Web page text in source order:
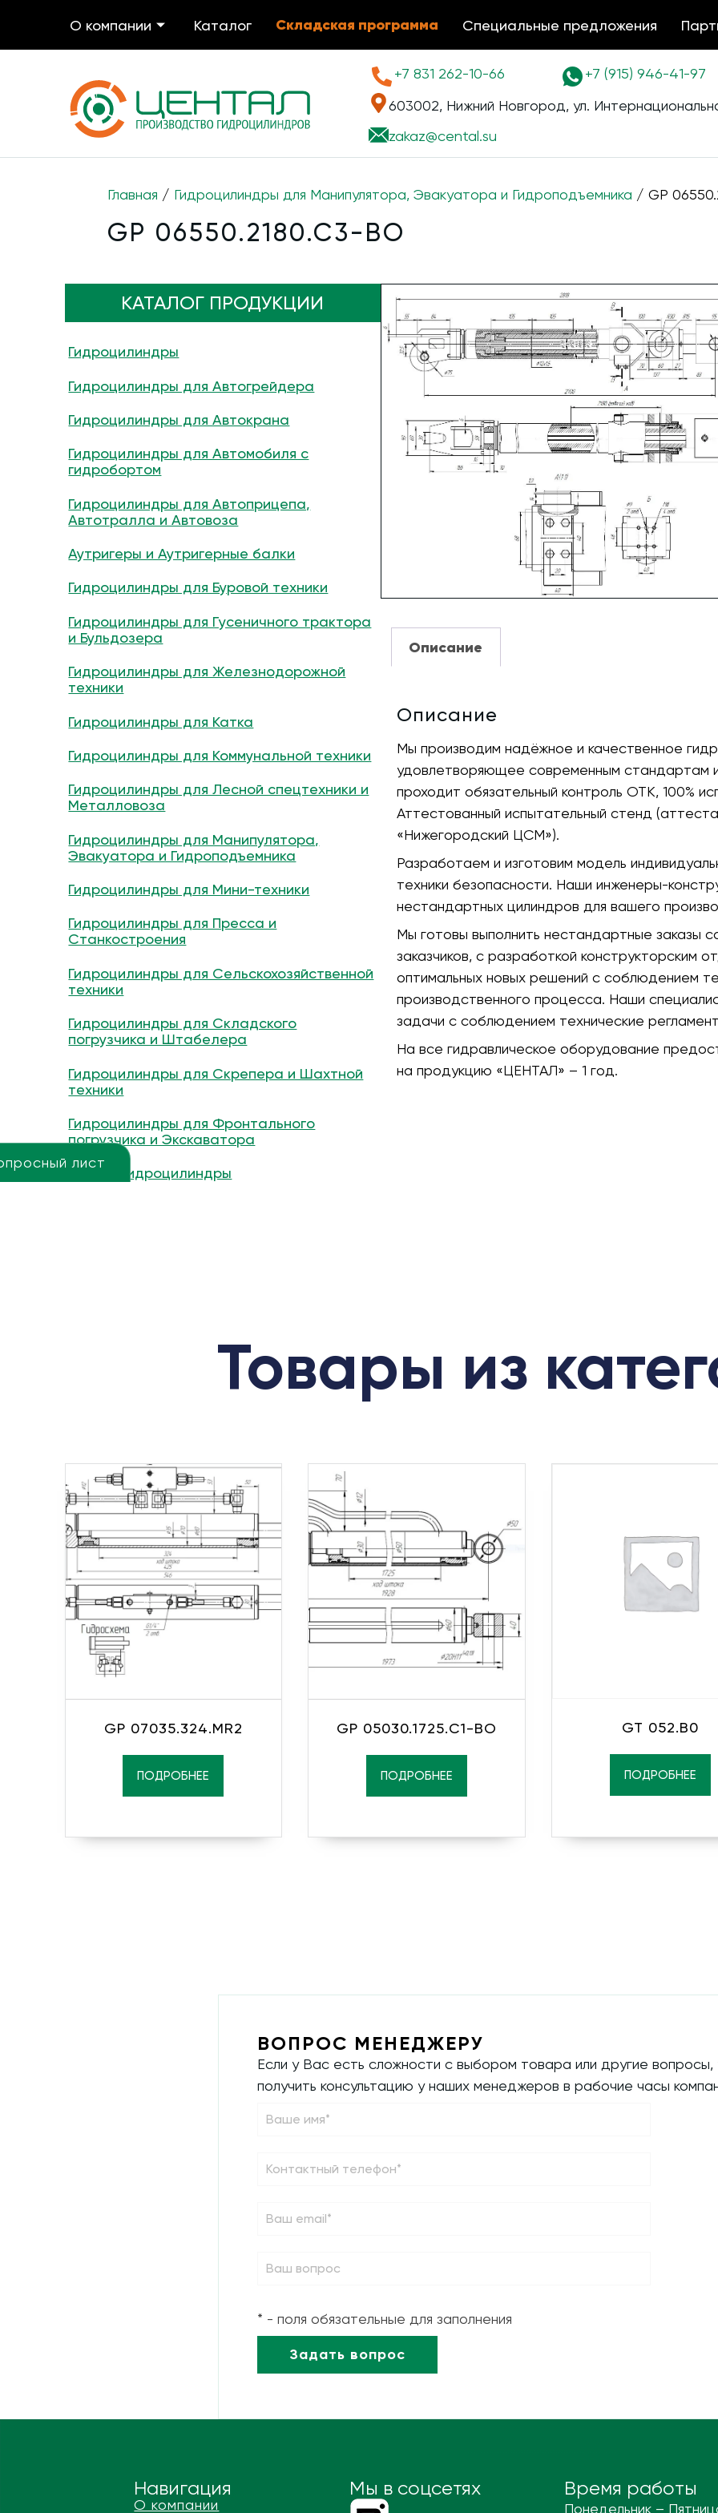
О компании Каталог Складская программа Специальные предложения
+7 831 262-10-66
+7 (915) 946-41-97
603002, Нижний Новгород, ул.
zakaz@cental.su
лист
Главная / Гидроцилиндры для Манипулятора, Эвакуатора и Гидроподъемника / GP
GP 06550.2180.C3-ВО
КАТАЛОГ ПРОДУКЦИИ
Гидроцилиндры
Гидроцилиндры для Автогрейдера
Гидроцилиндры для Автокрана
Гидроцилиндры для Автомобиля с
гидробортом
Гидроцилиндры для Автоприцепа,
Автотралла и Автовоза
Аутригеры и Аутригерные балки
Гидроцилиндры для Буровой техники
Гидроцилиндры для Гусеничного трактора
и Бульдозера
Гидроцилиндры для Железнодорожной
техники
Гидроцилиндры для Катка
Гидроцилиндры для Коммунальной техники
Гидроцилиндры для Лесной спецтехники и
Металловоза
Гидроцилиндры для Манипулятора,
Эвакуатора и Гидроподъемника
Гидроцилиндры для Мини-техники
Гидроцилиндры для Пресса и
Станкостроения
Гидроцилиндры для Сельскохозяйственной
техники
Гидроцилиндры для Складского
погрузчика и Штабелера
Гидроцилиндры для Скрепера и Шахтной
техники
Гидроцилиндры для Фронтального
погрузчика и Экскаватора
Другие гидроцилиндры
Описание
Описание
Мы производим надёжное и качественное
удовлетворяющее современным стандартам и
проходит обязательный контроль ОТК, 100%
Аттестованный испытательный стенд
«Нижегородский ЦСМ»).
Разработаем и изготовим модель
техники безопасности. Наши инженеры-
нестандартных цилиндров для вашего
Мы готовы выполнить нестандартные заказы
заказчиков, с разработкой конструкторским
оптимальных новых решений с соблюдением
производственного процесса. Наши
задачи с соблюдением технические
На все гидравлическое оборудование
на продукцию «ЦЕНТАЛ» – 1 год.
Товары из
GP 07035.324.MR2
ПОДРОБНЕЕ
GP 05030.1725.С1-ВО
ПОДРОБНЕЕ
GT 052.B0
ПОДРОБНЕЕ
ВОПРОС МЕНЕДЖЕРУ
Если у Вас есть сложности с выбором товара или другие
получить консультацию у наших менеджеров в рабочие часы
* - поля обязательные для заполнения
Навигация
О компании
Мы в соцсетях Время работы
Понедельник –